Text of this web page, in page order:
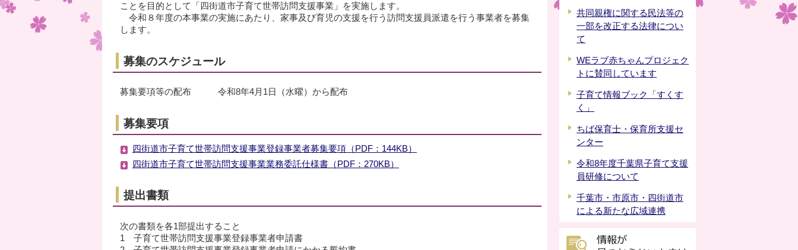
ことを目的として「四街道市子育て世帯訪問支援事業」を実施します。
令和８年度の本事業の実施にあたり、家事及び育児の支援を行う訪問支援員派遣を行う事業者を募集
します。
募集のスケジュール
募集要項等の配布 令和8年4月1日（水曜）から配布
募集要項
四街道市子育て世帯訪問支援事業登録事業者募集要項（PDF：144KB）
四街道市子育て世帯訪問支援事業業務委託仕様書（PDF：270KB）
提出書類
次の書類を各1部提出すること
1 子育て世帯訪問支援事業登録事業者申請書
共同親権に関する民法等の
一部を改正する法律につい
て
WEラブ赤ちゃんプロジェク
トに賛同しています
子育て情報ブック「すくす
く」
ちば保育士・保育所支援セ
ンター
令和8年度千葉県子育て支援
員研修について
千葉市・市原市・四街道市
による新たな広域連携